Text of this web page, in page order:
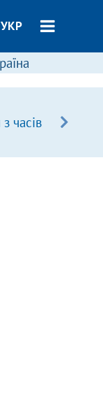
УКР
часів